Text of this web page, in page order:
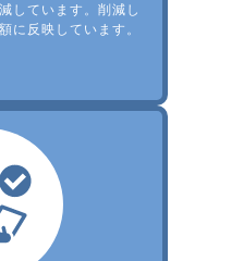
しています。削減し
に反映しています。